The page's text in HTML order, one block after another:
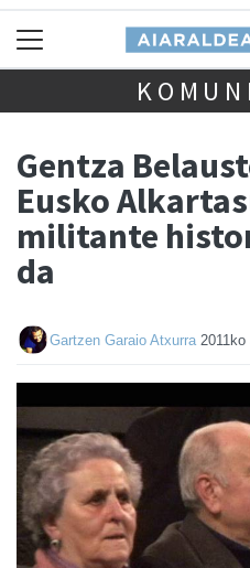
Gentza
Eusko
militante
da
Gartzen Garaio Atxurra